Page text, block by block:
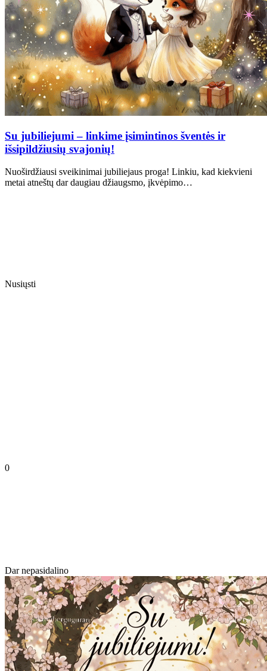
Su jubiliejumi – linkime įsimintinos šventės ir
išsipildžiusių svajonių!
Nuoširdžiausi sveikinimai jubiliejaus proga! Linkiu, kad kiekvieni
metai atneštų dar daugiau džiaugsmo, įkvėpimo…
Nusiųsti
0
Dar nepasidalino